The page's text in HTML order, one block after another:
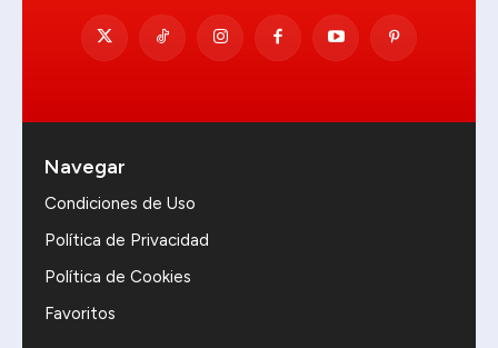
Navegar
Condiciones de Uso
Política de Privacidad
Política de Cookies
Favoritos